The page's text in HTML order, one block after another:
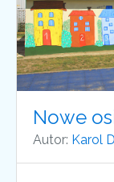
Nowe
Autor: Karol